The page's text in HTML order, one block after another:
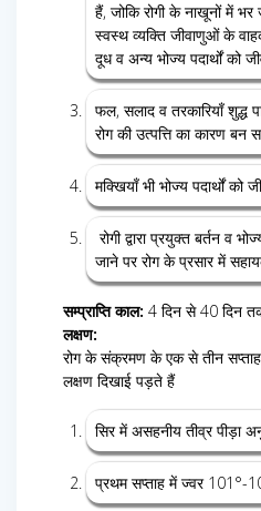
हैं, जोकि रोगी के नाखूनों में
स्वस्थ व्यक्ति जीवाणुओं के
दूध व अन्य भोज्य पदार्थों को
फल, सलाद व तरकारियाँ शुद्ध
रोग की उत्पत्ति का कारण बन
मक्खियाँ भी भोज्य पदार्थों को
रोगी द्वारा प्रयुक्त बर्तन व
जाने पर रोग के प्रसार में
सम्प्राप्ति काल: 4 दिन से 40 दिन
लक्षण:
रोग के संक्रमण के एक से तीन सप्ताह
लक्षण दिखाई पड़ते हैं
सिर में असहनीय तीव्र पीड़ा
प्रथम सप्ताह में ज्वर 101°-